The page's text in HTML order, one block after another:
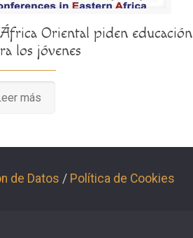
Oriental piden educación
los jóvenes
más
de Datos / Política de Cookies